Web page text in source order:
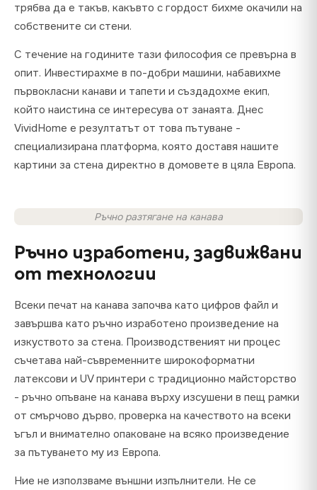
трябва да е такъв, какъвто с гордост бихме окачили на
собствените си стени.
С течение на годините тази философия се превърна в
опит. Инвестирахме в по-добри машини, набавихме
първокласни канави и тапети и създадохме екип,
който наистина се интересува от занаята. Днес
VividHome е резултатът от това пътуване -
специализирана платформа, която доставя нашите
картини за стена директно в домовете в цяла Европа.
Ръчно разтягане на канава
Ръчно изработени, задвижвани
от технологии
Всеки печат на канава започва като цифров файл и
завършва като ръчно изработено произведение на
изкуството за стена. Производственият ни процес
съчетава най-съвременните широкоформатни
латексови и UV принтери с традиционно майсторство
- ръчно опъване на канава върху изсушени в пещ рамки
от смърчово дърво, проверка на качеството на всеки
ъгъл и внимателно опаковане на всяко произведение
за пътуването му из Европа.
Ние не използваме външни изпълнители. Не се